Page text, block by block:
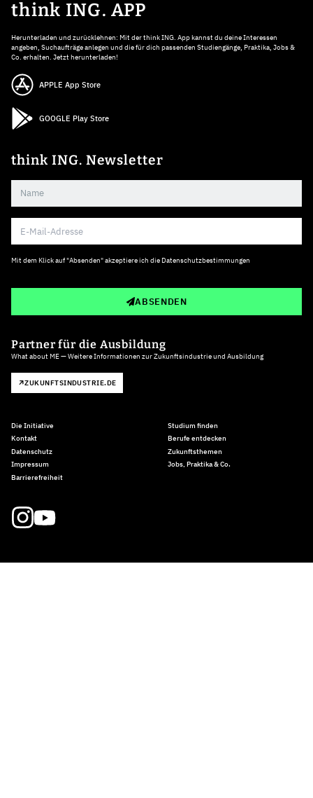
think ING. APP
Herunterladen und zurücklehnen: Mit der think ING. App kannst du deine Interessen
angeben, Suchaufträge anlegen und die für dich passenden Studiengänge, Praktika, Jobs &
Co. erhalten. Jetzt herunterladen!
APPLE App Store
GOOGLE Play Store
think ING. Newsletter
Mit dem Klick auf "Absenden" akzeptiere ich die Datenschutzbestimmungen
ABSENDEN
Partner für die Ausbildung
What about ME — Weitere Informationen zur Zukunftsindustrie und Ausbildung
ZUKUNFTSINDUSTRIE.DE
Die Initiative
Kontakt
Datenschutz
Impressum
Barrierefreiheit
Studium finden
Berufe entdecken
Zukunftsthemen
Jobs, Praktika & Co.